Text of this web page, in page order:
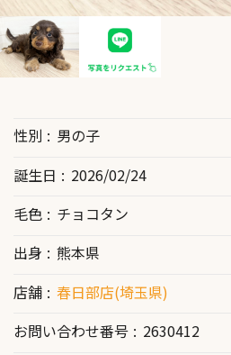
性別
男の子
誕生日
2026/02/24
毛色
チョコタン
出身
熊本県
店舗
春日部店(埼玉県)
お問い合わせ番号
2630412